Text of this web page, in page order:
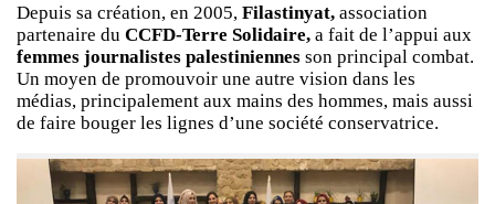
Depuis sa création, en 2005, Filastinyat, association
partenaire du CCFD-Terre Solidaire, a fait de l’appui aux
femmes journalistes palestiniennes son principal combat.
Un moyen de promouvoir une autre vision dans les
médias, principalement aux mains des hommes, mais aussi
de faire bouger les lignes d’une société conservatrice.